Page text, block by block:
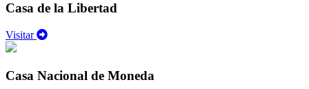
Casa de la Libertad
Visitar
Casa Nacional de Moneda